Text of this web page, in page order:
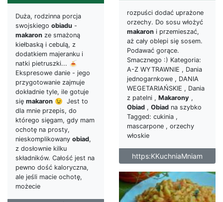
Duża, rodzinna porcja
swojskiego obiadu -
makaron ze smażoną
kiełbaską i cebulą, z
dodatkiem majeranku i
natki pietruszki... 🍝
Ekspresowe danie - jego
przygotowanie zajmuje
dokładnie tyle, ile gotuje
się makaron 😉 Jest to
dla mnie przepis, do
którego sięgam, gdy mam
ochotę na prosty,
nieskomplikowany obiad,
z dosłownie kilku
składników. Całość jest na
pewno dość kaloryczna,
ale jeśli macie ochotę,
możecie
rozpuści dodać uprażone
orzechy. Do sosu włożyć
makaron i przemieszać,
aż cały oblepi się sosem.
Podawać gorące.
Smacznego :) Kategoria:
A-Z WYTRAWNIE , Dania
jednogarnkowe , DANIA
WEGETARIAŃSKIE , Dania
z patelni , Makarony ,
Obiad , Obiad na szybko
Tagged: cukinia ,
mascarpone , orzechy
włoskie
https:KKuchniaMniam